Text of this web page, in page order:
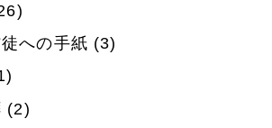
への手紙 (3)
(2)